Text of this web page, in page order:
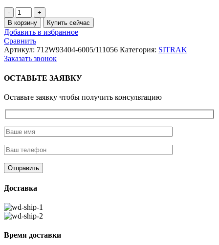
Количество
товара
Подшипник
опорный
переднего
тормозного
вала
VGD95
T5G/SITRAK
В корзину Купить сейчас
Добавить в избранное
Сравнить
Артикул: 712W93404-6005/111056 Категория: SITRAK
Заказать звонок
ОСТАВЬТЕ ЗАЯВКУ
Оставьте заявку чтобы получить консультацию
Доставка
Время доставки